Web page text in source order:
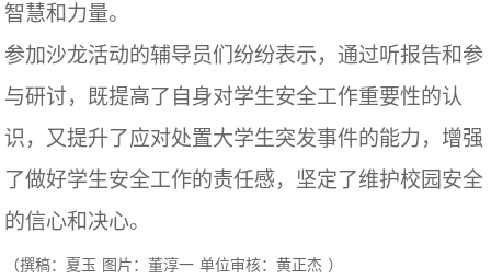
智慧和力量。
参加沙龙活动的辅导员们纷纷表示，通过听报告和参
与研讨，既提高了自身对学生安全工作重要性的认
识，又提升了应对处置大学生突发事件的能力，增强
了做好学生安全工作的责任感，坚定了维护校园安全
的信心和决心。
（撰稿：夏玉 图片：董淳一 单位审核：黄正杰 ）